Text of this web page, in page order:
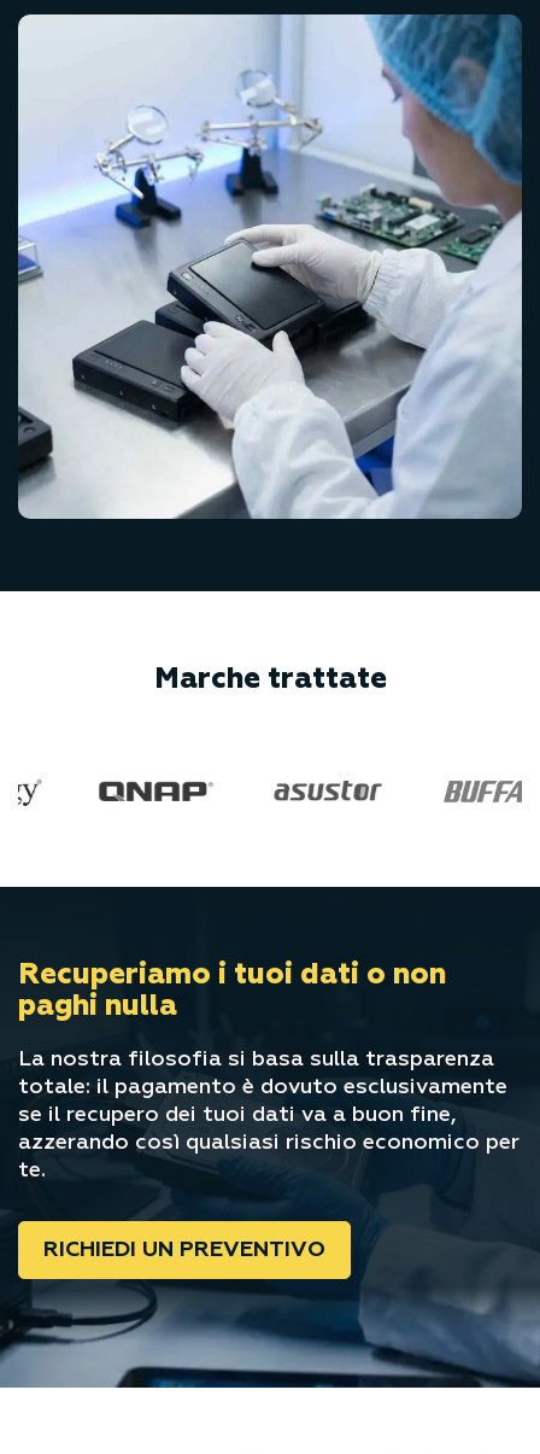
Marche trattate
Recuperiamo i tuoi dati o non
paghi nulla
La nostra filosofia si basa sulla trasparenza
totale: il pagamento è dovuto esclusivamente
se il recupero dei tuoi dati va a buon fine,
azzerando così qualsiasi rischio economico per
te.
RICHIEDI UN PREVENTIVO